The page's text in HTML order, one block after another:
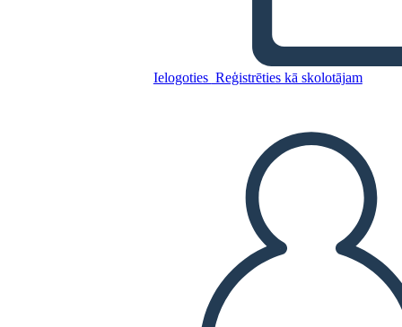
Ielogoties Reģistrēties kā skolotājam
Seconda Guerra Mondiale:
Kopējiet šo stāstu tabulu
IZVEIDOT STĀSTU SHĒMU
ATSKAŅOT SLAIDRĀDI